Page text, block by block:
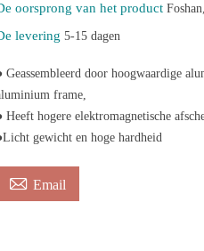
oorsprong van het product
levering 5-15 dagen
Geassembleerd door hoogwaardige
frame,
Heeft hogere elektromagnetische
gewicht en hoge hardheid
 Email